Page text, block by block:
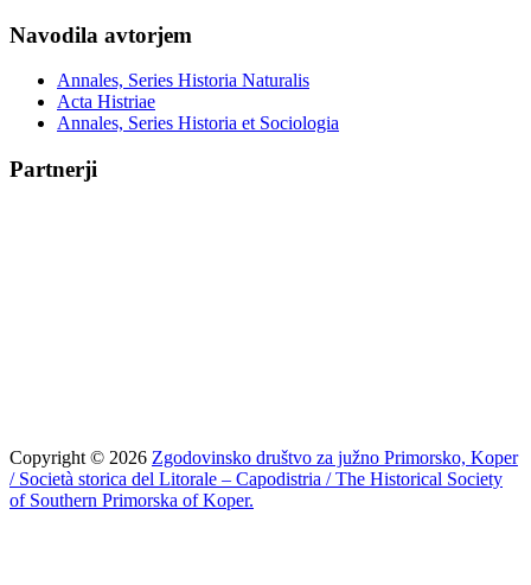
Navodila avtorjem
Annales, Series Historia Naturalis
Acta Histriae
Annales, Series Historia et Sociologia
Partnerji
Copyright © 2026 Zgodovinsko društvo za južno Primorsko, Koper
/ Società storica del Litorale – Capodistria / The Historical Society
of Southern Primorska of Koper.